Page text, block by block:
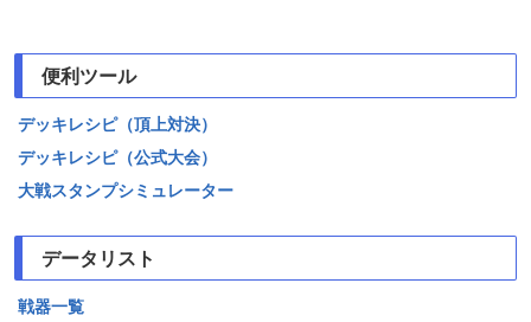
便利ツール
デッキレシピ（頂上対決）
デッキレシピ（公式大会）
大戦スタンプシミュレーター
データリスト
戦器一覧